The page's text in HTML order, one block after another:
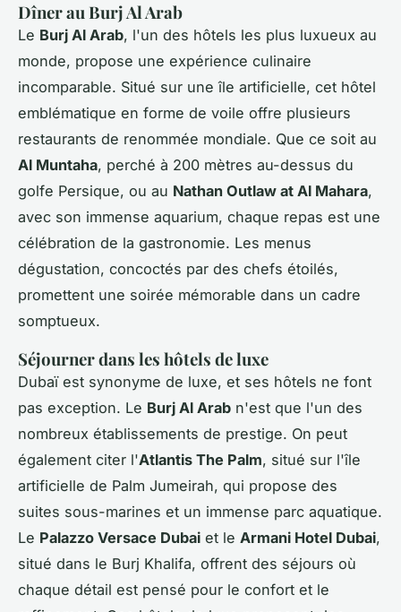
Dîner au Burj Al Arab
Le Burj Al Arab, l'un des hôtels les plus luxueux au
monde, propose une expérience culinaire
incomparable. Situé sur une île artificielle, cet hôtel
emblématique en forme de voile offre plusieurs
restaurants de renommée mondiale. Que ce soit au
Al Muntaha, perché à 200 mètres au-dessus du
golfe Persique, ou au Nathan Outlaw at Al Mahara,
avec son immense aquarium, chaque repas est une
célébration de la gastronomie. Les menus
dégustation, concoctés par des chefs étoilés,
promettent une soirée mémorable dans un cadre
somptueux.
Séjourner dans les hôtels de luxe
Dubaï est synonyme de luxe, et ses hôtels ne font
pas exception. Le Burj Al Arab n'est que l'un des
nombreux établissements de prestige. On peut
également citer l'Atlantis The Palm, situé sur l'île
artificielle de Palm Jumeirah, qui propose des
suites sous-marines et un immense parc aquatique.
Le Palazzo Versace Dubai et le Armani Hotel Dubai,
situé dans le Burj Khalifa, offrent des séjours où
chaque détail est pensé pour le confort et le